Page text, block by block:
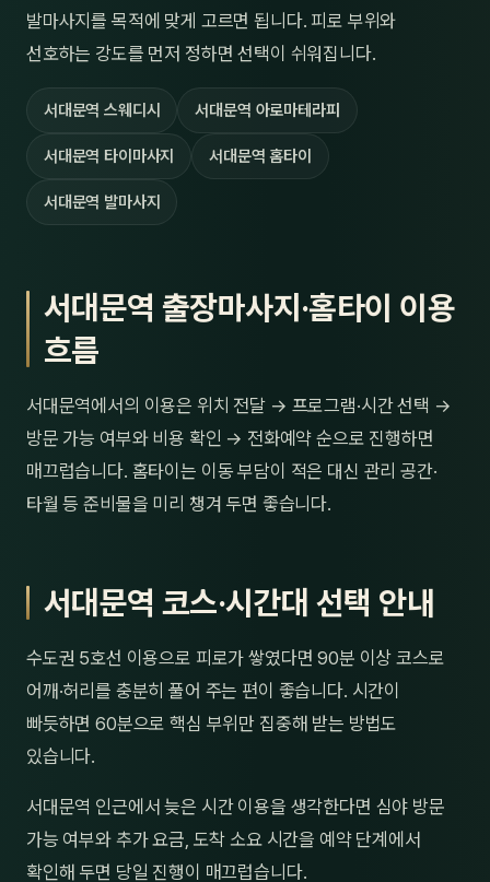
발마사지를 목적에 맞게 고르면 됩니다. 피로 부위와
선호하는 강도를 먼저 정하면 선택이 쉬워집니다.
서대문역 스웨디시 서대문역 아로마테라피
서대문역 타이마사지 서대문역 홈타이
서대문역 발마사지
서대문역 출장마사지·홈타이 이용
흐름
서대문역에서의 이용은 위치 전달 → 프로그램·시간 선택 →
방문 가능 여부와 비용 확인 → 전화예약 순으로 진행하면
매끄럽습니다. 홈타이는 이동 부담이 적은 대신 관리 공간·
타월 등 준비물을 미리 챙겨 두면 좋습니다.
서대문역 코스·시간대 선택 안내
수도권 5호선 이용으로 피로가 쌓였다면 90분 이상 코스로
어깨·허리를 충분히 풀어 주는 편이 좋습니다. 시간이
빠듯하면 60분으로 핵심 부위만 집중해 받는 방법도
있습니다.
서대문역 인근에서 늦은 시간 이용을 생각한다면 심야 방문
가능 여부와 추가 요금, 도착 소요 시간을 예약 단계에서
확인해 두면 당일 진행이 매끄럽습니다.